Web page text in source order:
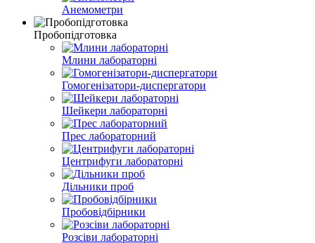
Анемометри
Пробопідготовка
Млини лабораторні
Гомогенізатори-диспергатори
Шейкери лабораторні
Прес лабораторний
Центрифуги лабораторні
Дільники проб
Пробовідбірники
Розсіви лабораторні